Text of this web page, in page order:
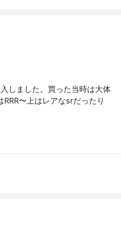
しました。買った当時は大体
〜上はレアなsrだったり